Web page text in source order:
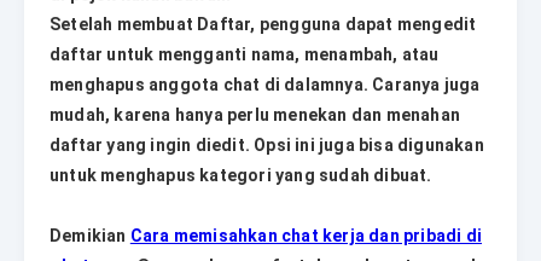
Setelah membuat Daftar, pengguna dapat mengedit
daftar untuk mengganti nama, menambah, atau
menghapus anggota chat di dalamnya. Caranya juga
mudah, karena hanya perlu menekan dan menahan
daftar yang ingin diedit. Opsi ini juga bisa digunakan
untuk menghapus kategori yang sudah dibuat.
Demikian Cara memisahkan chat kerja dan pribadi di